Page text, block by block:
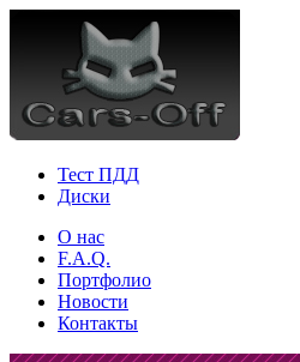
Тест ПДД
Диски
О нас
F.A.Q.
Портфолио
Новости
Контакты